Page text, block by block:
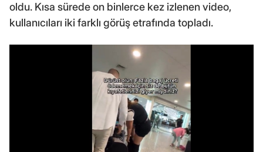
oldu. Kısa sürede on binlerce kez izlenen video,
kullanıcıları iki farklı görüş etrafında topladı.